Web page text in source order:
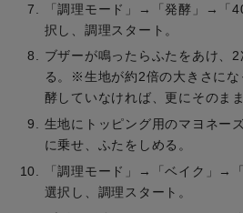
「調理モード」→「発酵」→「
択し、調理スタート。
ブザーが鳴ったらふたをあけ、
る。※生地が約2倍の大きさに
酵していなければ、更にそのま
生地にトッピング用のマヨネー
に乗せ、ふたをしめる。
「調理モード」→「ベイク」→
選択し、調理スタート。